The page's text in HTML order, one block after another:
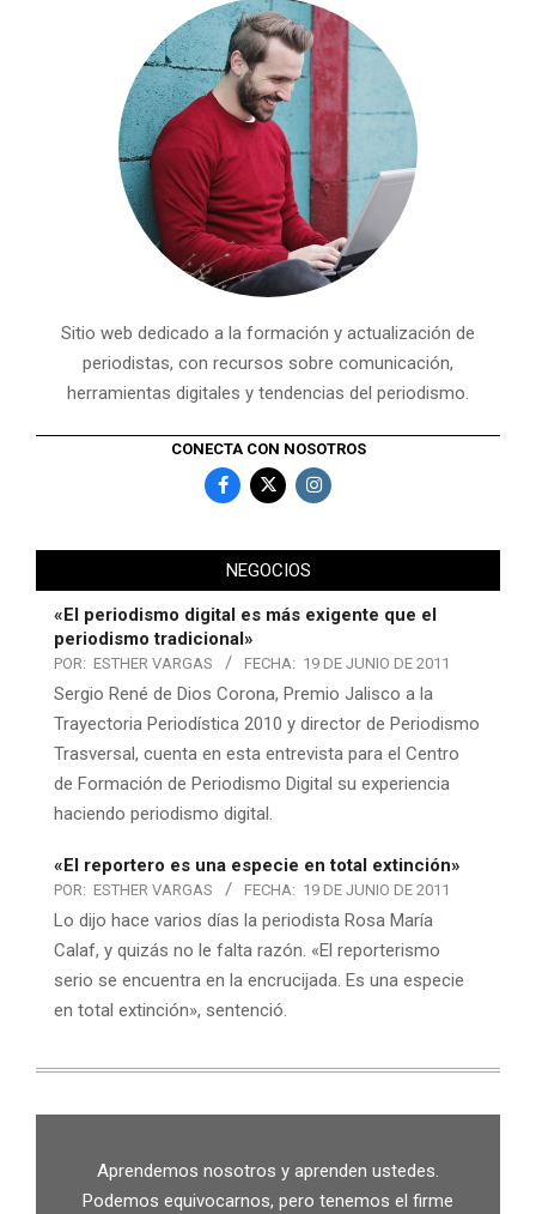
Sitio web dedicado a la formación y actualización de
periodistas, con recursos sobre comunicación,
herramientas digitales y tendencias del periodismo.
CONECTA CON NOSOTROS
NEGOCIOS
«El periodismo digital es más exigente que el
periodismo tradicional»
POR: ESTHER VARGAS FECHA: 19 DE JUNIO DE 2011
Sergio René de Dios Corona, Premio Jalisco a la
Trayectoria Periodística 2010 y director de Periodismo
Trasversal, cuenta en esta entrevista para el Centro
de Formación de Periodismo Digital su experiencia
haciendo periodismo digital.
«El reportero es una especie en total extinción»
POR: ESTHER VARGAS FECHA: 19 DE JUNIO DE 2011
Lo dijo hace varios días la periodista Rosa María
Calaf, y quizás no le falta razón. «El reporterismo
serio se encuentra en la encrucijada. Es una especie
en total extinción», sentenció.
Aprendemos nosotros y aprenden ustedes.
Podemos equivocarnos, pero tenemos el firme